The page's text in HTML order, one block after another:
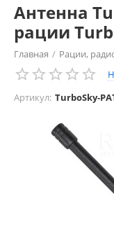
Антенна
рации
Главная / Рации,
Рации Turbosky
Артикул: TurboSky-